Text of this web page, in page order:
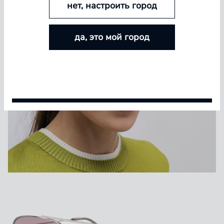
БОЛЬШЕ ЛИНЗ — БОЛЬШЕ СКИДКА
Покупайте контактные линзы Airway и увеличивайте
размер скидки — от 5% до 15%
нет, настроить город
да, это мой город